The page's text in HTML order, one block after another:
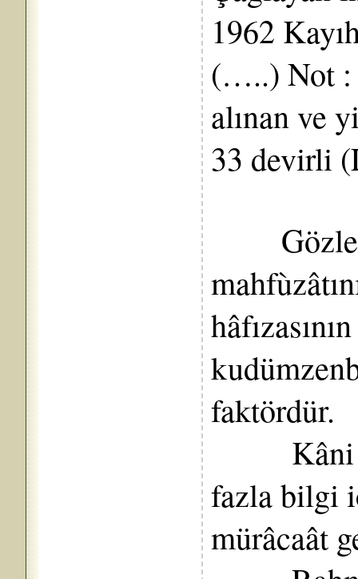
1962
(…..) Not :
alınan ve
33 devirli
Gözleri
faktördür.
Kâni
fazla bilgi
mürâcaât